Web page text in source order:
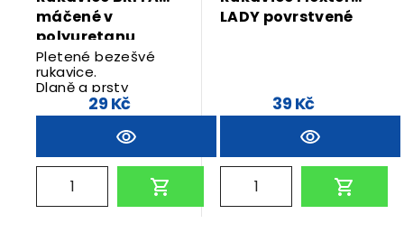
máčené v
polyuretanu
Pletené bezešvé
rukavice.
Dlaně a prsty
povrstveny
polyuretanem.
Pružná manžeta.
29 Kč
LADY povrstvené
39 Kč